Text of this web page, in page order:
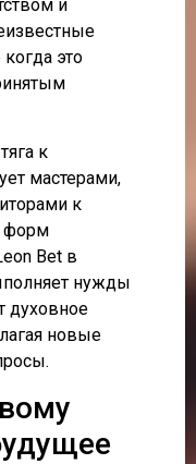
и
это
к
мастерами,
к
форм
Bet в
нужды
духовное
новые